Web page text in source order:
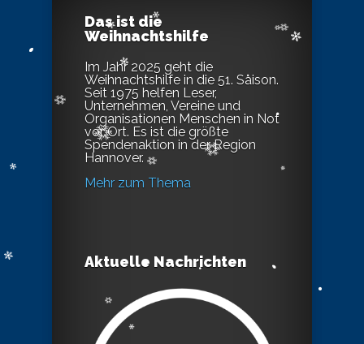
Das ist die
Weihnachtshilfe
Im Jahr 2025 geht die
Weihnachtshilfe in die 51. Saison.
Seit 1975 helfen Leser,
Unternehmen, Vereine und
Organisationen Menschen in Not
vor Ort. Es ist die größte
Spendenaktion in der Region
Hannover.
Mehr zum Thema
Aktuelle Nachrichten